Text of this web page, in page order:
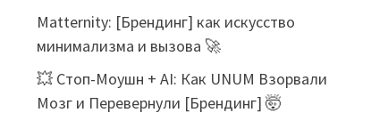
Matternity: [Брендинг] как искусство
минимализма и вызова 🚀
💥 Стоп-Моушн + AI: Как UNUM Взорвали
Мозг и Перевернули [Брендинг] 🤯